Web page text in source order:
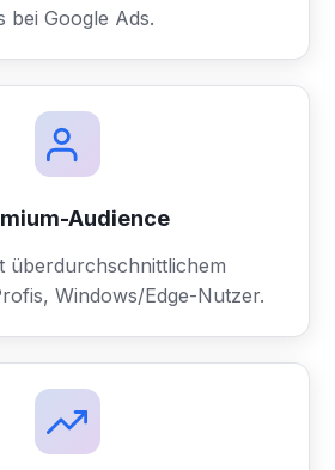
bei Google Ads.
Audience
überdurchschnittlichem
Windows/Edge-Nutzer.